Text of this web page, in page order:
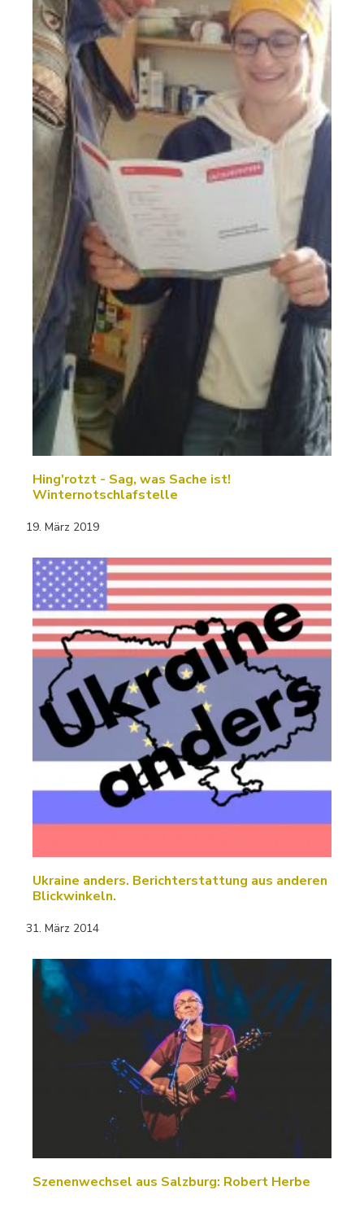
Hing'rotzt - Sag, was Sache ist!
Winternotschlafstelle
19. März 2019
Ukraine anders. Berichterstattung aus anderen
Blickwinkeln.
31. März 2014
Szenenwechsel aus Salzburg: Robert Herbe